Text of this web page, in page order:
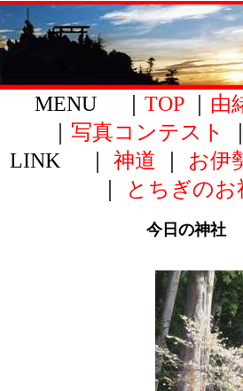
MENU ｜ TOP｜ 由
写真コンテスト
LINK ｜ 神道 お伊
とちぎのお
今日の神社